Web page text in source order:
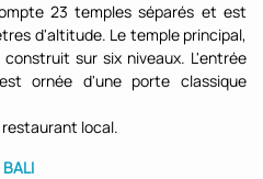
23 temples séparés et est
d'altitude. Le temple principal,
sur six niveaux. L'entrée
ornée d'une porte classique
restaurant local.